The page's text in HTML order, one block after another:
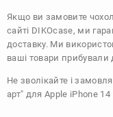
Якщо ви замовите
сайті DIKOcase, ми
доставку. Ми
ваші товари прибували
Не зволікайте і
арт" для Apple iPhone